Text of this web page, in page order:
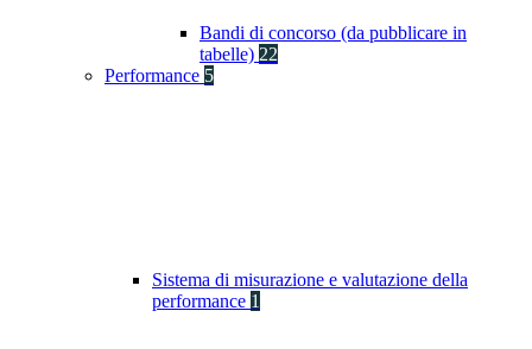
Bandi di concorso (da pubblicare in
tabelle) 22
Performance 5
Sistema di misurazione e valutazione della
performance 1